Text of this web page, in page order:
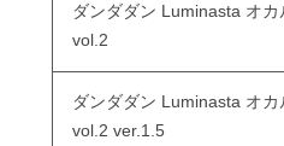
ダンダダン Luminasta オカ
vol.2
ダンダダン Luminasta オカ
vol.2 ver.1.5